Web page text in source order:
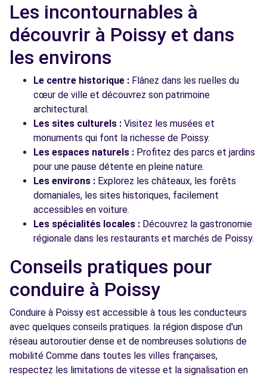
Les incontournables à
découvrir à Poissy et dans
les environs
Le centre historique : Flânez dans les ruelles du
cœur de ville et découvrez son patrimoine
architectural.
Les sites culturels : Visitez les musées et
monuments qui font la richesse de Poissy.
Les espaces naturels : Profitez des parcs et jardins
pour une pause détente en pleine nature.
Les environs : Explorez les châteaux, les forêts
domaniales, les sites historiques, facilement
accessibles en voiture.
Les spécialités locales : Découvrez la gastronomie
régionale dans les restaurants et marchés de Poissy.
Conseils pratiques pour
conduire à Poissy
Conduire à Poissy est accessible à tous les conducteurs
avec quelques conseils pratiques. la région dispose d'un
réseau autoroutier dense et de nombreuses solutions de
mobilité Comme dans toutes les villes françaises,
respectez les limitations de vitesse et la signalisation en